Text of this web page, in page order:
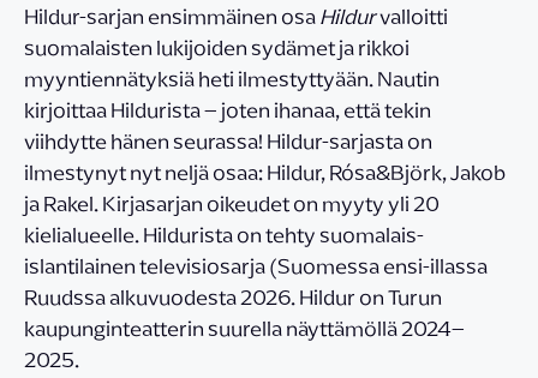
Hildur-sarjan ensimmäinen osaHildurvalloitti
suomalaisten lukijoiden sydämet ja rikkoi
myyntiennätyksiä heti ilmestyttyään. Nautin
kirjoittaa Hildurista – joten ihanaa, että tekin
viihdytte hänen seurassa! Hildur-sarjasta on
ilmestynyt nyt neljä osaa: Hildur, Rósa&Björk, Jakob
ja Rakel. Kirjasarjan oikeudet on myyty yli 20
kielialueelle. Hildurista on tehty suomalais-
islantilainen televisiosarja (Suomessa ensi-illassa
Ruudssa alkuvuodesta 2026. Hildur on Turun
kaupunginteatterin suurella näyttämöllä 2024–
2025.